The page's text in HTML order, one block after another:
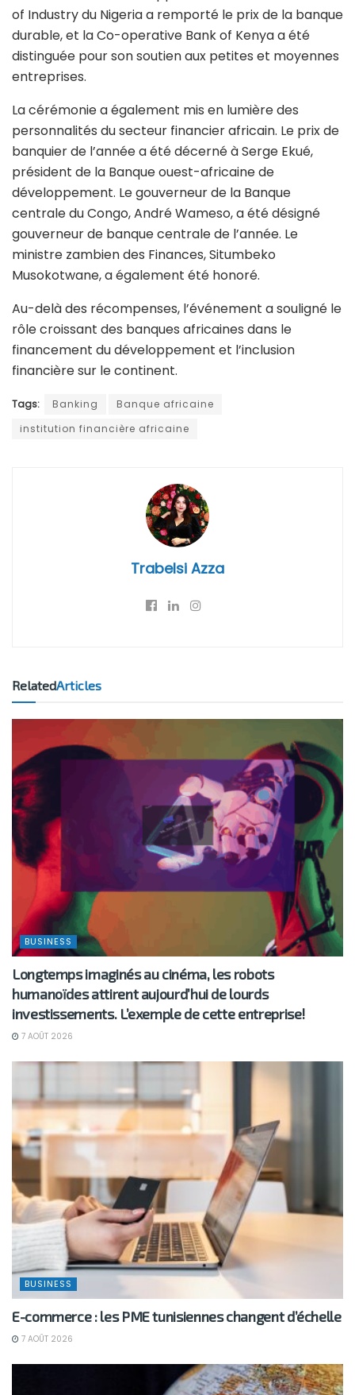
of Industry du Nigeria a remporté le prix de la banque
durable, et la Co-operative Bank of Kenya a été
distinguée pour son soutien aux petites et moyennes
entreprises.
La cérémonie a également mis en lumière des
personnalités du secteur financier africain. Le prix de
banquier de l’année a été décerné à Serge Ekué,
président de la Banque ouest-africaine de
développement. Le gouverneur de la Banque
centrale du Congo, André Wameso, a été désigné
gouverneur de banque centrale de l’année. Le
ministre zambien des Finances, Situmbeko
Musokotwane, a également été honoré.
Au-delà des récompenses, l’événement a souligné le
rôle croissant des banques africaines dans le
financement du développement et l’inclusion
financière sur le continent.
Tags: Banking
Banque africaine
institution financière africaine
Trabelsi Azza
RelatedArticles
BUSINESS
Longtemps imaginés au cinéma, les robots
humanoïdes attirent aujourd’hui de lourds
investissements. L’exemple de cette entreprise!
7 AOÛT 2026
BUSINESS
E-commerce : les PME tunisiennes changent d’échelle
7 AOÛT 2026